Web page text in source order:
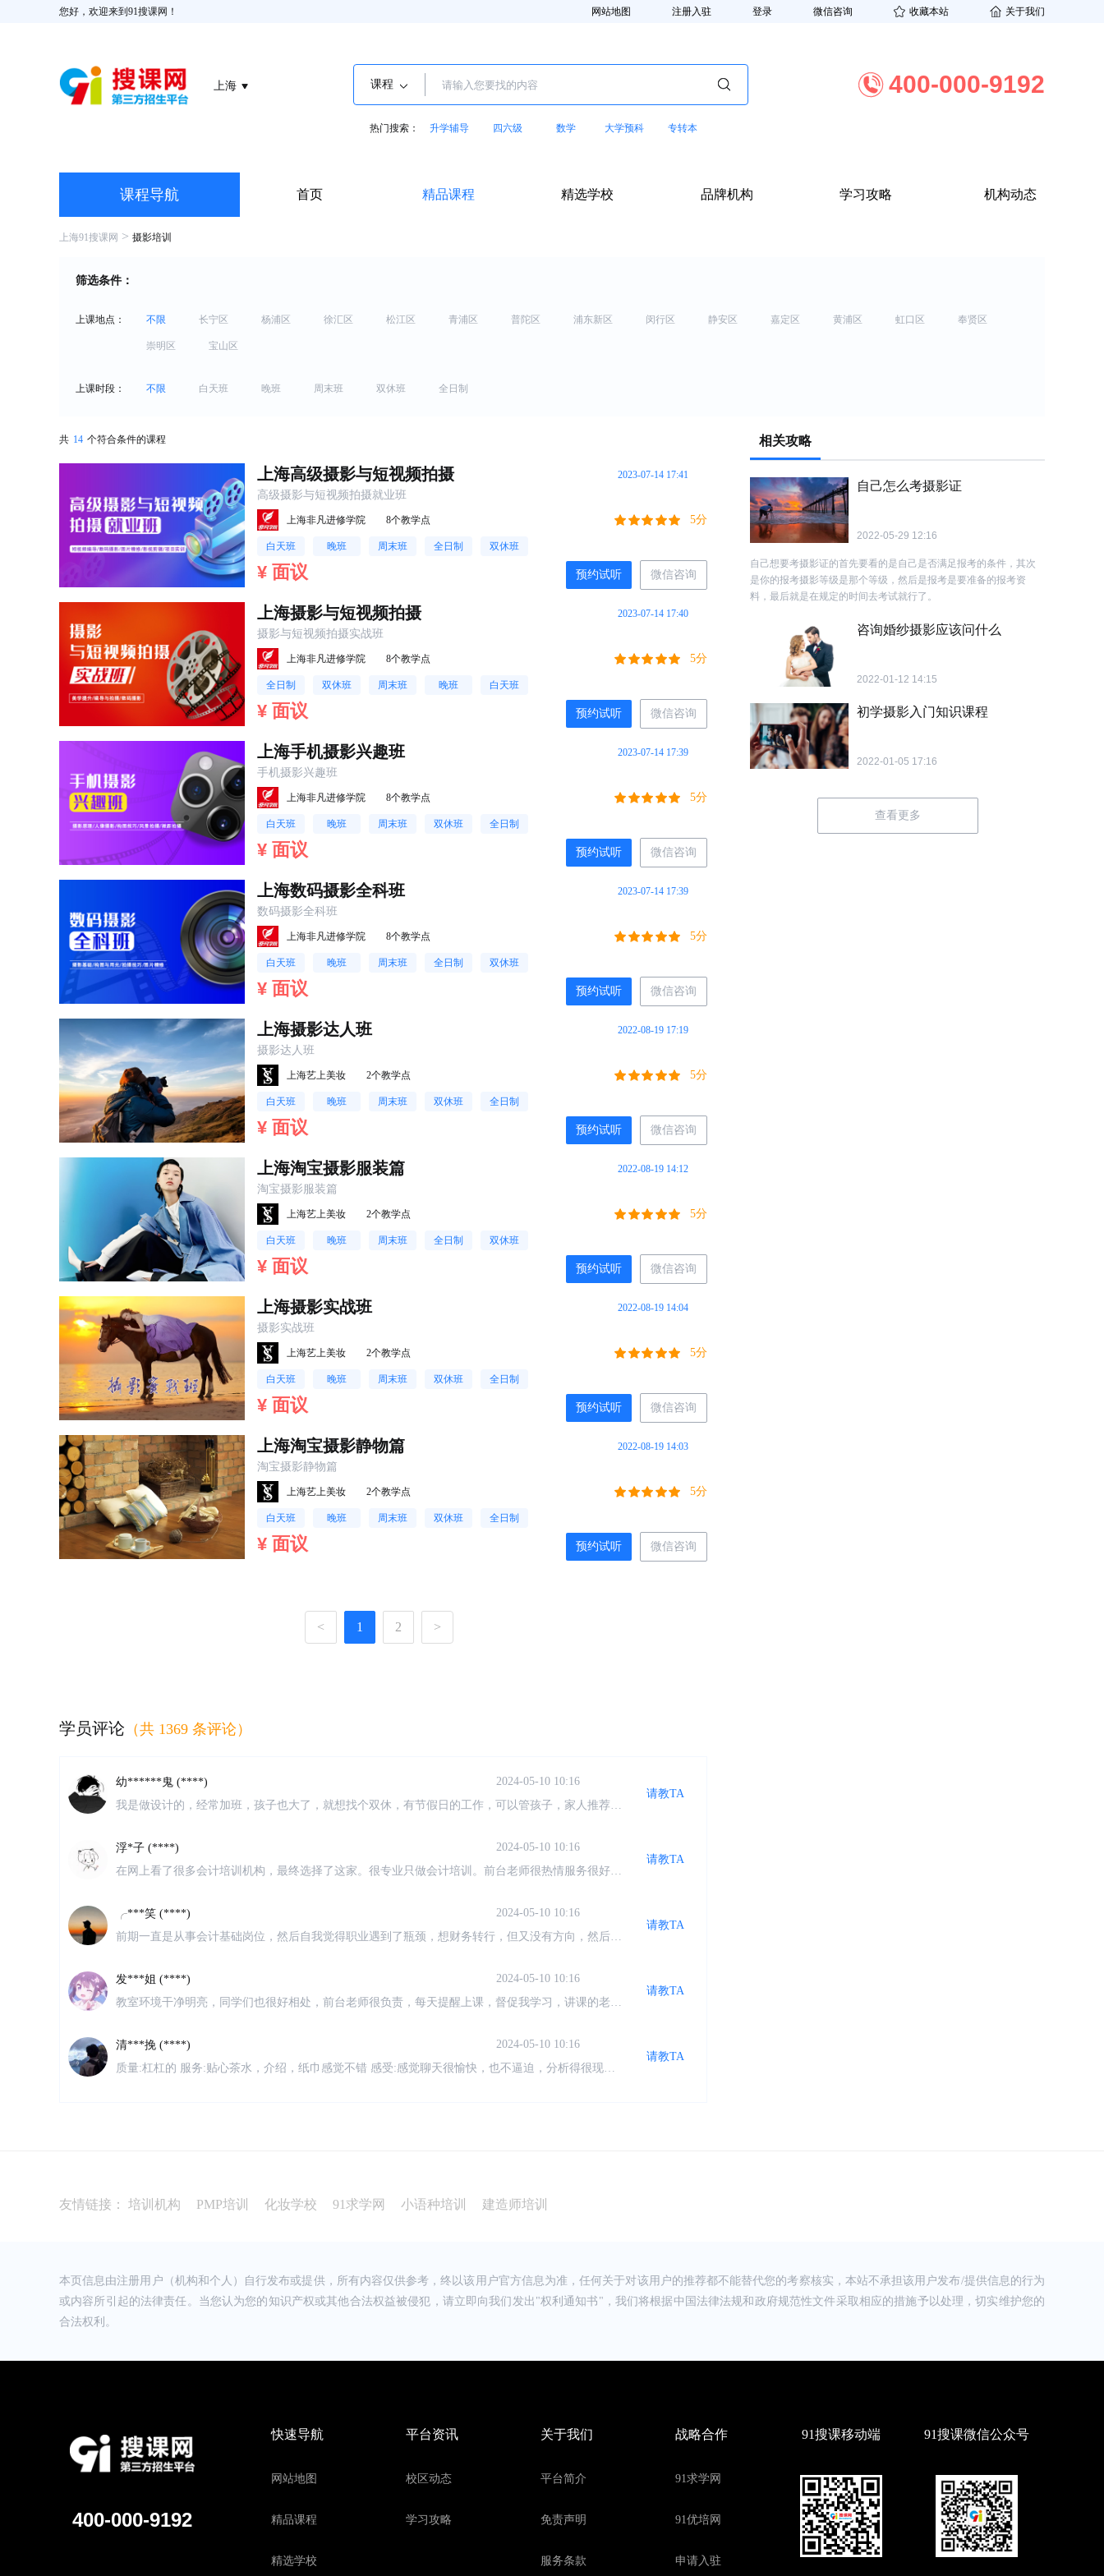
您好，欢迎来到91搜课网！ 网站地图 注册入驻 登录 微信咨询 收藏本站 关于我们
上海 课程
热门搜索： 升学辅导 四六级 数学 大学预科 专转本
400-000-9192
课程导航 首页 精品课程 精选学校 品牌机构 学习攻略 机构动态
上海91搜课网 > 摄影培训
筛选条件：
上课地点： 不限 长宁区 杨浦区 徐汇区 松江区 青浦区 普陀区 浦东新区 闵行区 静安区 嘉定区 黄浦区 虹口区 奉贤区
崇明区 宝山区
上课时段： 不限 白天班 晚班 周末班 双休班 全日制
共 14 个符合条件的课程
上海高级摄影与短视频拍摄 2023-07-14 17:41
高级摄影与短视频拍摄就业班
上海非凡进修学院 8个教学点 5分
白天班 晚班 周末班 全日制 双休班
¥ 面议 预约试听 微信咨询
上海摄影与短视频拍摄 2023-07-14 17:40
摄影与短视频拍摄实战班
上海非凡进修学院 8个教学点 5分
全日制 双休班 周末班 晚班 白天班
¥ 面议 预约试听 微信咨询
上海手机摄影兴趣班 2023-07-14 17:39
手机摄影兴趣班
上海非凡进修学院 8个教学点 5分
白天班 晚班 周末班 双休班 全日制
¥ 面议 预约试听 微信咨询
上海数码摄影全科班 2023-07-14 17:39
数码摄影全科班
上海非凡进修学院 8个教学点 5分
白天班 晚班 周末班 全日制 双休班
¥ 面议 预约试听 微信咨询
上海摄影达人班 2022-08-19 17:19
摄影达人班
上海艺上美妆 2个教学点 5分
白天班 晚班 周末班 双休班 全日制
¥ 面议 预约试听 微信咨询
上海淘宝摄影服装篇 2022-08-19 14:12
淘宝摄影服装篇
上海艺上美妆 2个教学点 5分
白天班 晚班 周末班 全日制 双休班
¥ 面议 预约试听 微信咨询
上海摄影实战班 2022-08-19 14:04
摄影实战班
上海艺上美妆 2个教学点 5分
白天班 晚班 周末班 双休班 全日制
¥ 面议 预约试听 微信咨询
上海淘宝摄影静物篇 2022-08-19 14:03
淘宝摄影静物篇
上海艺上美妆 2个教学点 5分
白天班 晚班 周末班 双休班 全日制
¥ 面议 预约试听 微信咨询
< 1 2 >
学员评论 （共 1369 条评论）
质量:课程多，可以上课的时间很灵活，老师师资和团队都很有保障 服务:线上线下配套都有教学，有
问题找校区老师都会及时回复 感受:总体感受很好，准备继续跟进，系统化学习专业知识 价格:价格合
我是做设计的，经常加班，孩子也大了，就想找个双休，有节假日的工作，可以管孩子，家人推荐学
习会计，就在网上搜索了会计培训，第一家就出来了仁和会计，已经学习几周了，确实不错，老师也
在网上看了很多会计培训机构，最终选择了这家。很专业只做会计培训。前台老师很热情服务很好。
老师也很专业，听不懂老师都会耐心的解答。第一遍没听懂，还可以在来听。对于我们没有基础的特
前期一直是从事会计基础岗位，然后自我觉得职业遇到了瓶颈，想财务转行，但又没有方向，然后偶
然的机会听了一次仁和会计的体验课，瞬间觉得对财务有了一个新的认识。感谢仁和让我有了方向
教室环境干净明亮，同学们也很好相处，前台老师很负责，每天提醒上课，督促我学习，讲课的老师
很有耐心，零基础小白也完全听得懂，很多学姐已经就业了，希望自己能早点学完找到工作！
质量:杠杠的 服务:贴心茶水，介绍，纸巾感觉不错 感受:感觉聊天很愉快，也不逼迫，分析得很现实
透彻 价格:价格还是稍微贵些的，但是只要能够达到效果我觉得还是很值得
战课，打算今年去考中级，然后等娃儿大点了出去找工作，加油加油。
请教TA
朋友推荐的，说仁和是会计培训的老品牌，不管是教学质量还是服务都做得很好，而且报了课可以终
身免费学习。来校区了解之后发现确实是这样的，校区环境宽敞明亮，授课老师专业又有责任心，非
常热情，经常关心我。我是零基础，刚开始听课有点懵，老师会不厌其烦地给我们讲解，鼓励我们，
请教TA
2024-05-10 10:17
质量:课程多，可以上课的时间很灵活，老师师资和团队都很有保障 服务:线上线下配套都有教学，有
问题找校区老师都会及时回复 感受:总体感受很好，准备继续跟进，系统化学习专业知识 价格:价格合
2024-05-10 10:16
请教TA
相关攻略
自己怎么考摄影证
2022-05-29 12:16
自己想要考摄影证的首先要看的是自己是否满足报考的条件，其次
是你的报考摄影等级是那个等级，然后是报考是要准备的报考资
料，最后就是在规定的时间去考试就行了。
咨询婚纱摄影应该问什么
2022-01-12 14:15
初学摄影入门知识课程
2022-01-05 17:16
查看更多
友情链接： 培训机构 PMP培训 化妆学校 91求学网 小语种培训 建造师培训
本页信息由注册用户（机构和个人）自行发布或提供，所有内容仅供参考，终以该用户官方信息为准，任何关于对该用户的推荐都不能替代您的考察核实，本站不承担该用户发布/提供信息的行为
或内容所引起的法律责任。当您认为您的知识产权或其他合法权益被侵犯，请立即向我们发出"权利通知书"，我们将根据中国法律法规和政府规范性文件采取相应的措施予以处理，切实维护您的
合法权利。
400-000-9192
快速导航
网站地图
精品课程
精选学校
平台资讯
校区动态
学习攻略
关于我们
平台简介
免责声明
服务条款
战略合作
91求学网
91优培网
申请入驻
91搜课移动端 91搜课微信公众号